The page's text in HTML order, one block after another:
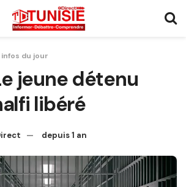
infos du jour
jeune détenu
libéré
depuis 1 an